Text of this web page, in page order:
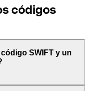
códigos
SWIFT y un